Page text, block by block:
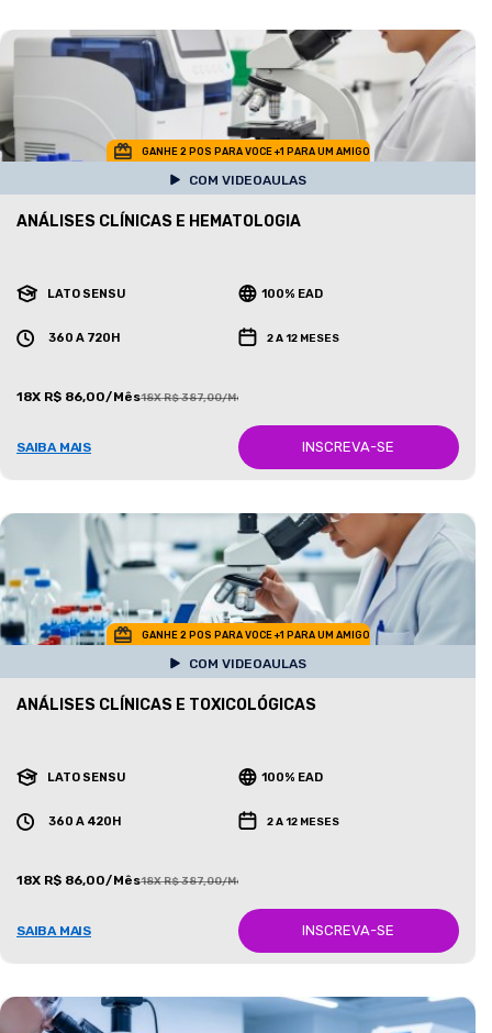
GANHE 2 POS PARA VOCE +1 PARA UM AMIGO
COM VIDEOAULAS
ANÁLISES CLÍNICAS E HEMATOLOGIA
LATO SENSU 100% EAD
360 A 720H 2 A 12 MESES
18X R$ 86,00/Mês18X R$ 387,00/Mês
SAIBA MAIS INSCREVA-SE
GANHE 2 POS PARA VOCE +1 PARA UM AMIGO
COM VIDEOAULAS
ANÁLISES CLÍNICAS E TOXICOLÓGICAS
LATO SENSU 100% EAD
360 A 420H 2 A 12 MESES
18X R$ 86,00/Mês18X R$ 387,00/Mês
SAIBA MAIS INSCREVA-SE